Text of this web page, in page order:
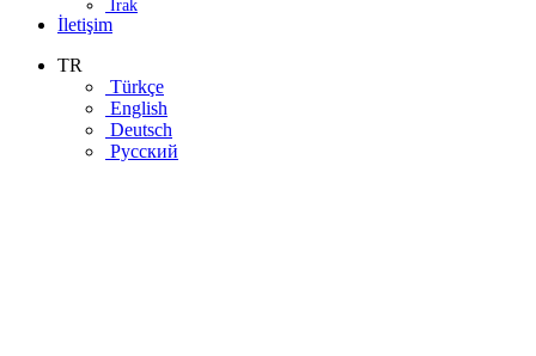
Irak
İletişim
TR
Türkçe
English
Deutsch
Русский